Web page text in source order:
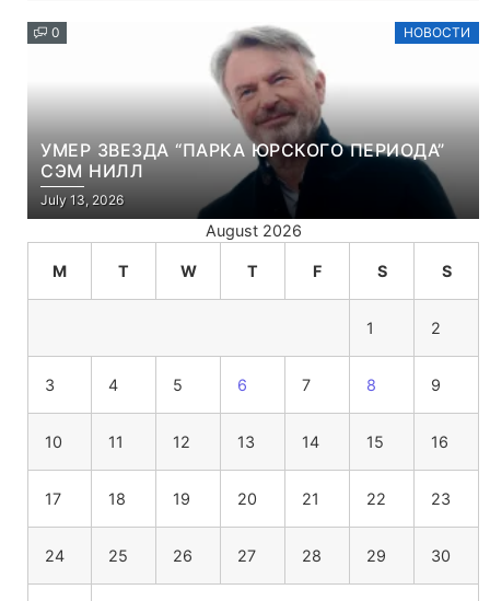
0 НОВОСТИ
УМЕР ЗВЕЗДА “ПАРКА ЮРСКОГО ПЕРИОДА”
СЭМ НИЛЛ
July 13, 2026
August 2026
M T W T F S S
1 2
3 4 5 6 7 8 9
10 11 12 13 14 15 16
17 18 19 20 21 22 23
24 25 26 27 28 29 30